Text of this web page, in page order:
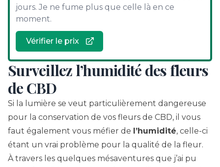
jours. Je ne fume plus que celle là en ce
moment.
Vérifier le prix
Surveillez l’humidité des fleurs
de CBD
Si la lumière se veut particulièrement dangereuse
pour la conservation de vos fleurs de CBD, il vous
faut également vous méfier de l’humidité, celle-ci
étant un vrai problème pour la qualité de la fleur.
À travers les quelques mésaventures que j’ai pu